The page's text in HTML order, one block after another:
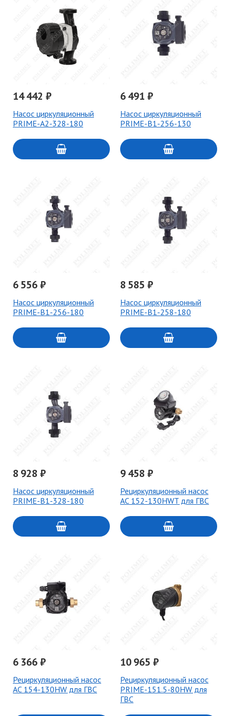
14 442 ₽
Насос циркуляционный
PRIME-A2-328-180
6 491 ₽
Насос циркуляционный
PRIME-B1-256-130
6 556 ₽
Насос циркуляционный
PRIME-B1-256-180
8 585 ₽
Насос циркуляционный
PRIME-B1-258-180
8 928 ₽
Насос циркуляционный
PRIME-B1-328-180
9 458 ₽
Рециркуляционный насос
AC 152-130HWT для ГВС
6 366 ₽
Рециркуляционный насос
AC 154-130HW для ГВС
10 965 ₽
Рециркуляционный насос
PRIME-151.5-80HW для
ГВС